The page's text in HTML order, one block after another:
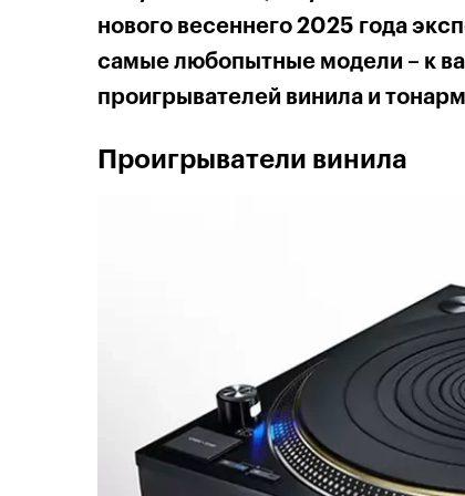
нового весеннего 2025 года
самые любопытные модели – к
проигрывателей винила и
Проигрыватели винила